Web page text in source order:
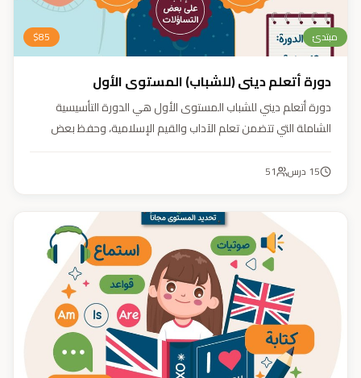
مبتدئ $85
دورة أتعلم ديني (للشباب) المستوى الأول
دورة أتعلم ديني للشباب المستوى الأول هي الدورة التأسيسية
الشاملة التي تتضمن تعلم الآداب والقيم الإسلامية، وحفظ بعض
السيرة النبوية (فقه، عقيدة، سيرة).
15 درس 51